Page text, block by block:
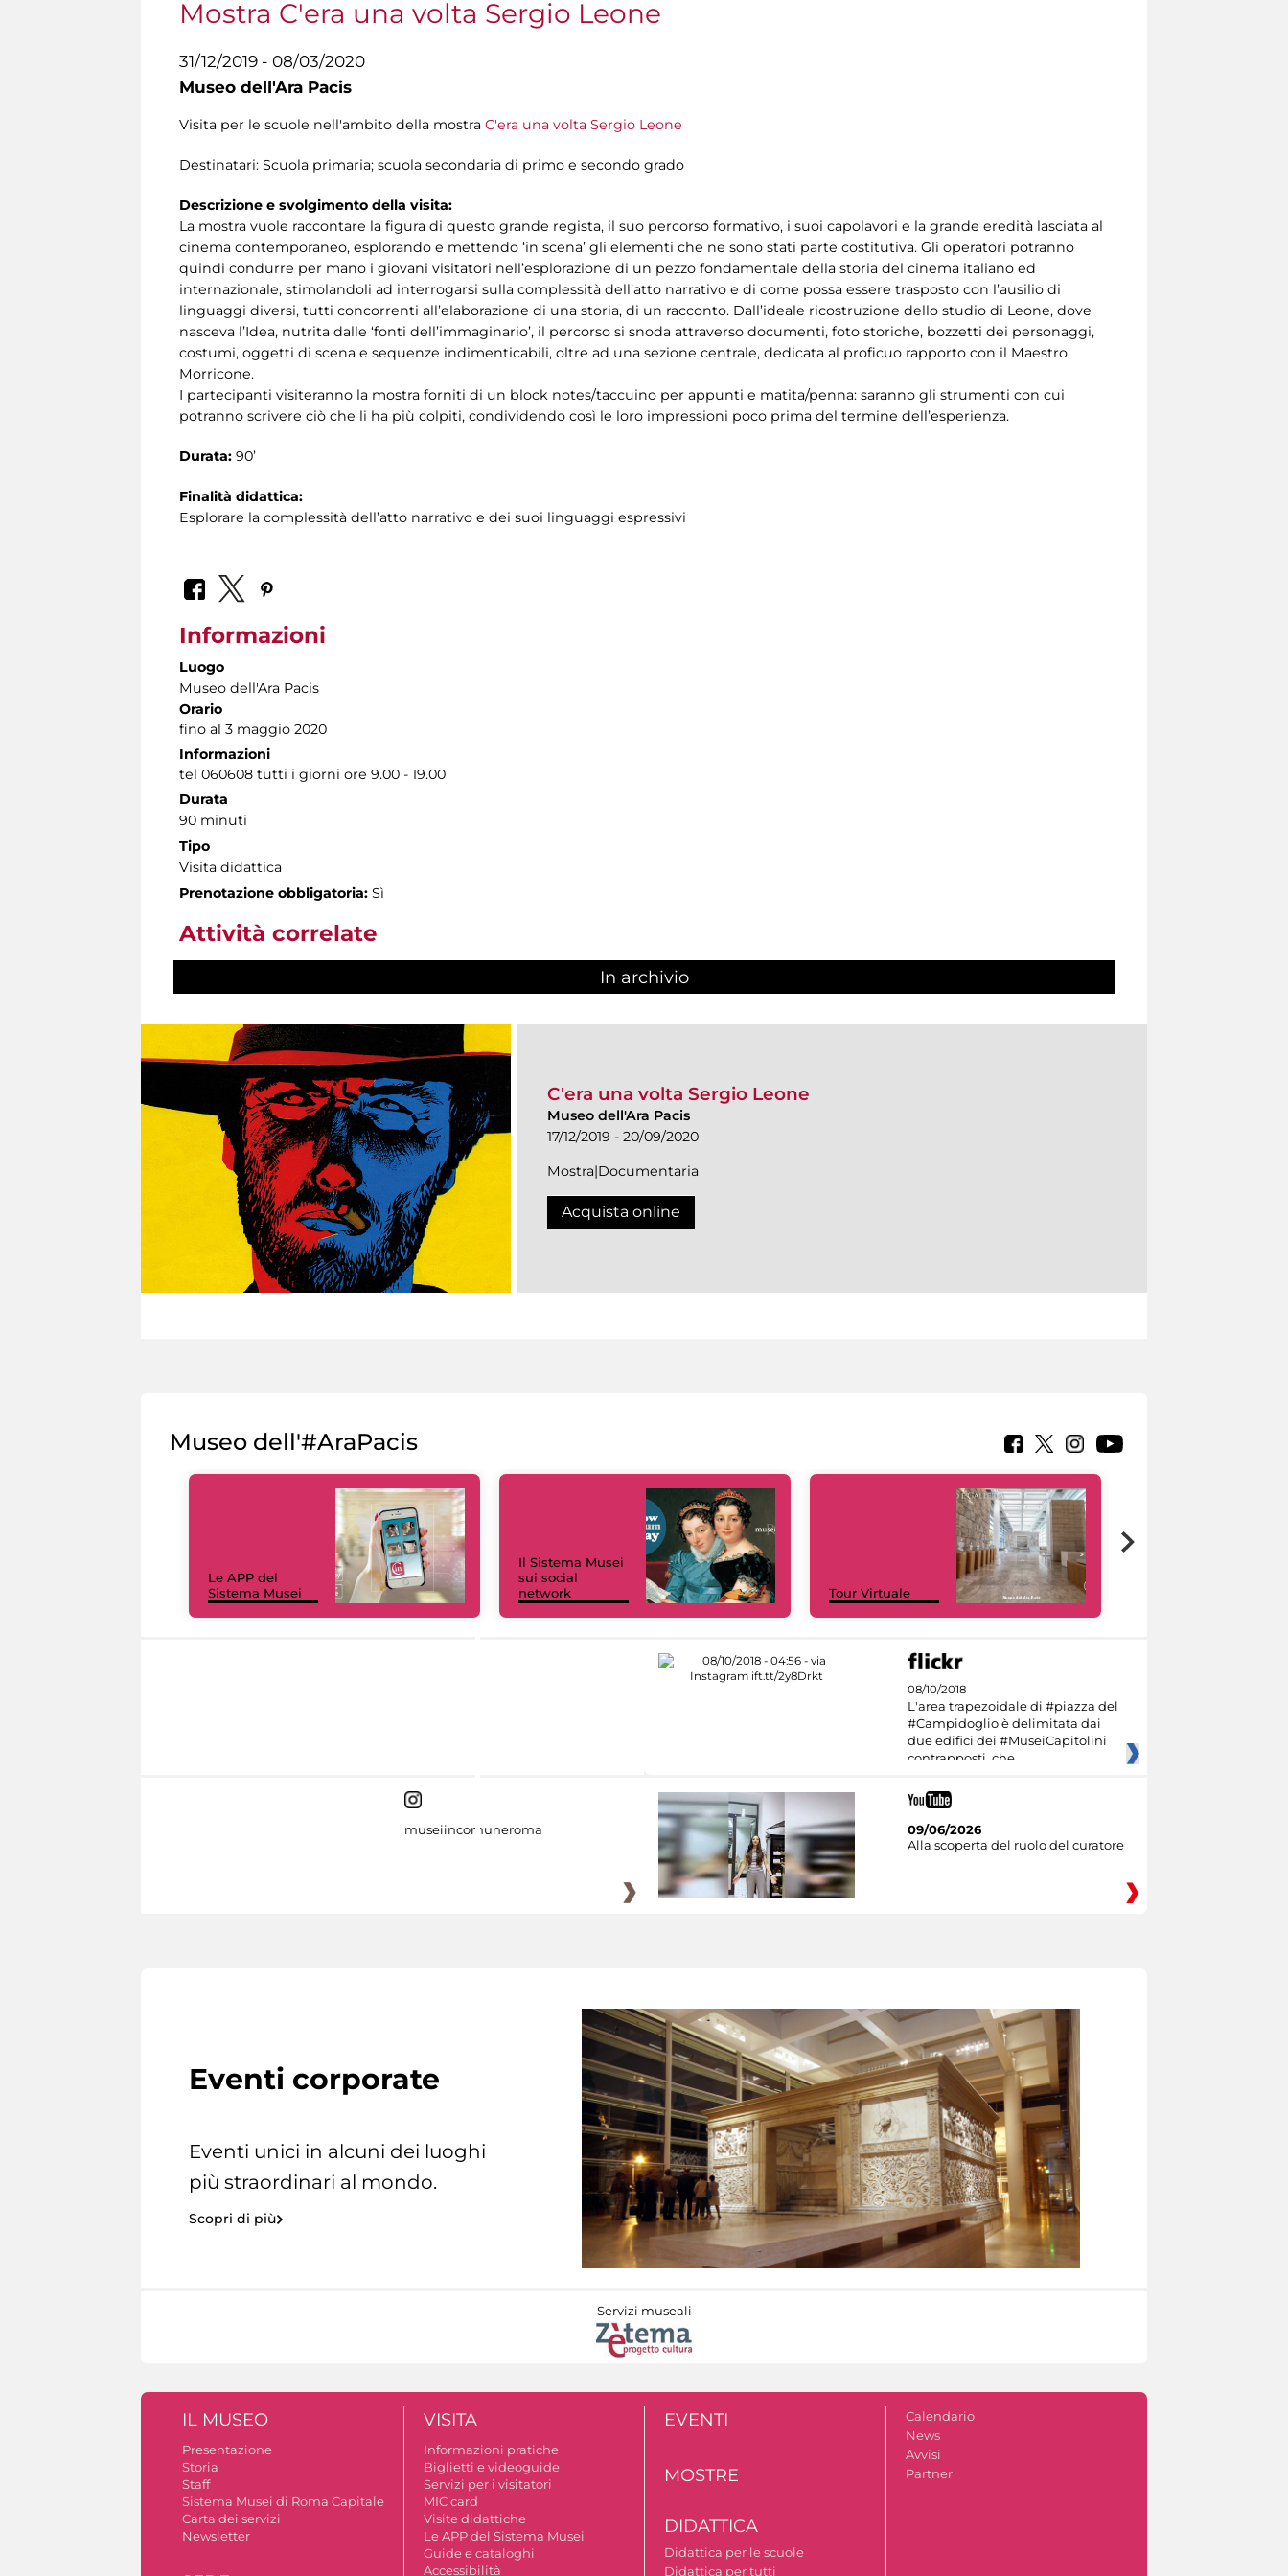
Mostra C'era una volta Sergio Leone
31/12/2019 - 08/03/2020
Museo dell'Ara Pacis
Visita per le scuole nell'ambito della mostra C'era una volta Sergio Leone
Destinatari: Scuola primaria; scuola secondaria di primo e secondo grado
Descrizione e svolgimento della visita:
La mostra vuole raccontare la figura di questo grande regista, il suo percorso formativo, i suoi capolavori e la grande eredità lasciata al
cinema contemporaneo, esplorando e mettendo ‘in scena’ gli elementi che ne sono stati parte costitutiva. Gli operatori potranno
quindi condurre per mano i giovani visitatori nell’esplorazione di un pezzo fondamentale della storia del cinema italiano ed
internazionale, stimolandoli ad interrogarsi sulla complessità dell’atto narrativo e di come possa essere trasposto con l’ausilio di
linguaggi diversi, tutti concorrenti all’elaborazione di una storia, di un racconto. Dall’ideale ricostruzione dello studio di Leone, dove
nasceva l’Idea, nutrita dalle ‘fonti dell’immaginario’, il percorso si snoda attraverso documenti, foto storiche, bozzetti dei personaggi,
costumi, oggetti di scena e sequenze indimenticabili, oltre ad una sezione centrale, dedicata al proficuo rapporto con il Maestro
Morricone.
I partecipanti visiteranno la mostra forniti di un block notes/taccuino per appunti e matita/penna: saranno gli strumenti con cui
potranno scrivere ciò che li ha più colpiti, condividendo così le loro impressioni poco prima del termine dell’esperienza.
Durata: 90’
Finalità didattica:
Esplorare la complessità dell’atto narrativo e dei suoi linguaggi espressivi
Informazioni
Luogo
Museo dell'Ara Pacis
Orario
fino al 3 maggio 2020
Informazioni
tel 060608 tutti i giorni ore 9.00 - 19.00
Durata
90 minuti
Tipo
Visita didattica
Prenotazione obbligatoria: Sì
Attività correlate
In archivio
C'era una volta Sergio Leone
Museo dell'Ara Pacis
17/12/2019 - 20/09/2020
Mostra|Documentaria
Acquista online
Museo dell'#AraPacis
Le APP del
Sistema Musei
Il Sistema Musei
sui social
network
Tour Virtuale
08/10/2018
L'area trapezoidale di #piazza del
#Campidoglio è delimitata dai
due edifici dei #MuseiCapitolini
contrapposti, che
museiincomuneroma
09/06/2026
Alla scoperta del ruolo del curatore
Eventi corporate
Eventi unici in alcuni dei luoghi
più straordinari al mondo.
Scopri di più
Servizi museali
IL MUSEO
Presentazione
Storia
Staff
Sistema Musei di Roma Capitale
Carta dei servizi
Newsletter
VISITA
Informazioni pratiche
Biglietti e videoguide
Servizi per i visitatori
MIC card
Visite didattiche
Le APP del Sistema Musei
Guide e cataloghi
Accessibilità
EVENTI
MOSTRE
DIDATTICA
Didattica per le scuole
Didattica per tutti
Calendario
News
Avvisi
Partner